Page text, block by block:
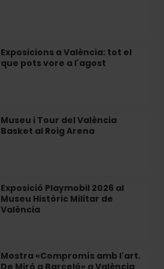
Exposicions a València: tot el
que pots vore a l'agost
Museu i Tour del València
Basket al Roig Arena
Exposició Playmobil 2026 al
Museu Històric Militar de
València
Mostra «Compromís amb l'art.